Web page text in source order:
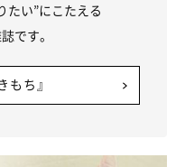
たい”にこたえる
です。
もち』